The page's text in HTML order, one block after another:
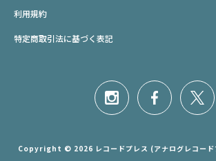
利用規約
特定商取引法に基づく表記
Copyright © 2026 レコードプレス (アナログレコード